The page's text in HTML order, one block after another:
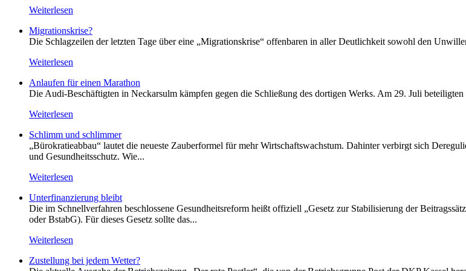
Weiterlesen
Migrationskrise?
Die Schlagzeilen der letzten Tage über eine „Migrationskrise“ offenbaren in aller Deutlichkeit sowohl den
Weiterlesen
Anlaufen für einen Marathon
Die Audi-Beschäftigten in Neckarsulm kämpfen gegen die Schließung des dortigen Werks. Am 29. Juli
Weiterlesen
Schlimm und schlimmer
„Bürokratieabbau“ lautet die neueste Zauberformel für mehr Wirtschaftswachstum. Dahinter verbirgt sich
und Gesundheitsschutz. Wie...
Weiterlesen
Unterfinanzierung bleibt
Die im Schnellverfahren beschlossene Gesundheitsreform heißt offiziell „Gesetz zur Stabilisierung der
oder BstabG). Für dieses Gesetz sollte das...
Weiterlesen
Zustellung bei jedem Wetter?